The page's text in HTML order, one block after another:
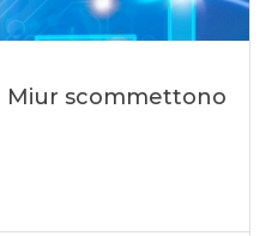
Miur scommettono